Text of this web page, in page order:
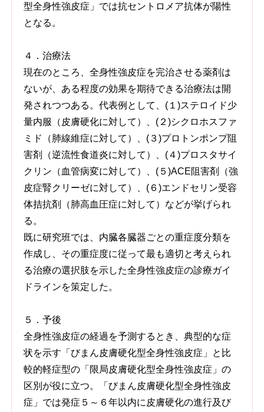
型全身性強皮症」では抗セントロメア抗体が陽性
となる。
４．治療法
現在のところ、全身性強皮症を完治させる薬剤は
ないが、ある程度の効果を期待できる治療法は開
発されつつある。代表例として、(１)ステロイド少
量内服（皮膚硬化に対して）、(２)シクロホスファ
ミド（肺線維症に対して）、(３)プロトンポンプ阻
害剤（逆流性食道炎に対して）、(４)プロスタサイ
クリン（血管病変に対して）、(５)ACE阻害剤（強
皮症腎クリーゼに対して）、(６)エンドセリン受容
体拮抗剤（肺高血圧症に対して）などが挙げられ
る。
既に研究班では、内臓各臓器ごとの重症度分類を
作成し、その重症度に従って最も適切と考えられ
る治療の選択肢を示した全身性強皮症の診療ガイ
ドラインを策定した。
５．予後
全身性強皮症の経過を予測するとき、典型的な症
状を示す「びまん皮膚硬化型全身性強皮症」と比
較的軽症型の「限局皮膚硬化型全身性強皮症」の
区別が役に立つ。「びまん皮膚硬化型全身性強皮
症」では発症５～６年以内に皮膚硬化の進行及び